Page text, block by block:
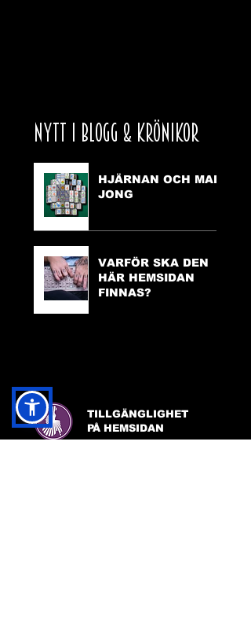
NYTT I BLOGG & KRÖNIKOR
HJÄRNAN OCH MAH
JONG
VARFÖR SKA DEN
HÄR HEMSIDAN
FINNAS?
TILLGÄNGLIGHET
PÅ HEMSIDAN